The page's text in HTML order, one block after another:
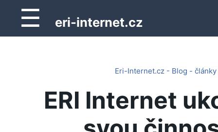
☰ eri-internet.cz
Eri-Internet.cz - Blog - články
ERI Internet